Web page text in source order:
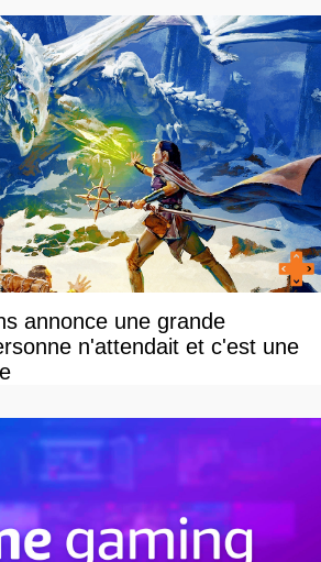
annonce une grande
n'attendait et c'est une